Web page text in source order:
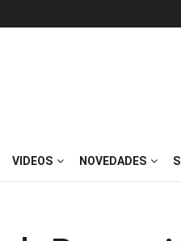
VIDEOS NOVEDADES